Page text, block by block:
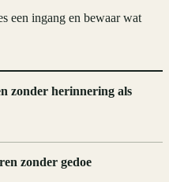
een ingang en bewaar wat
zonder herinnering als
zonder gedoe